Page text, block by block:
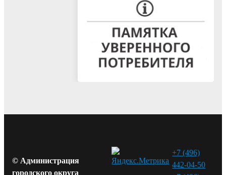
© Администрация
городского округа
+7 (496)
442-04-50